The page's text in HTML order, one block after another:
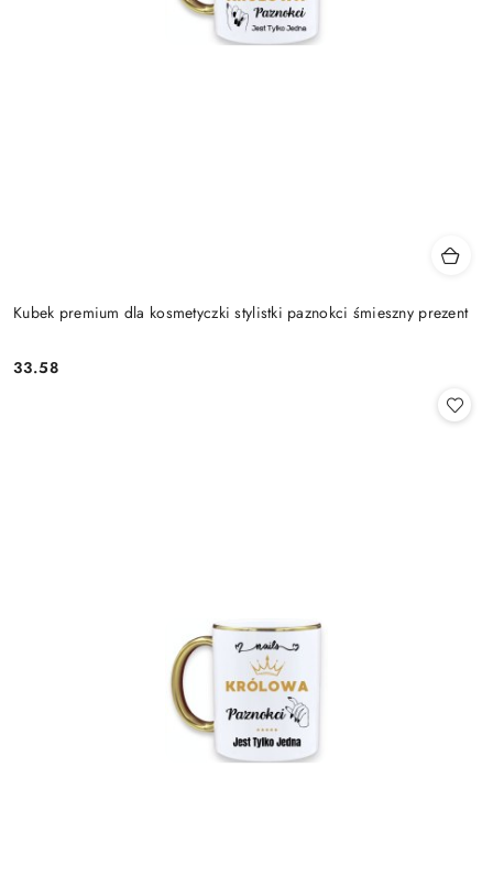
Kubek premium dla kosmetyczki stylistki paznokci śmieszny prezent
Cena:
33.58